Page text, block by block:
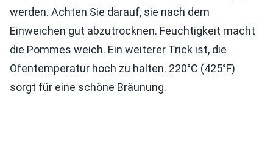
werden. Achten Sie darauf, sie nach dem
Einweichen gut abzutrocknen. Feuchtigkeit macht
die Pommes weich. Ein weiterer Trick ist, die
Ofentemperatur hoch zu halten. 220°C (425°F)
sorgt für eine schöne Bräunung.